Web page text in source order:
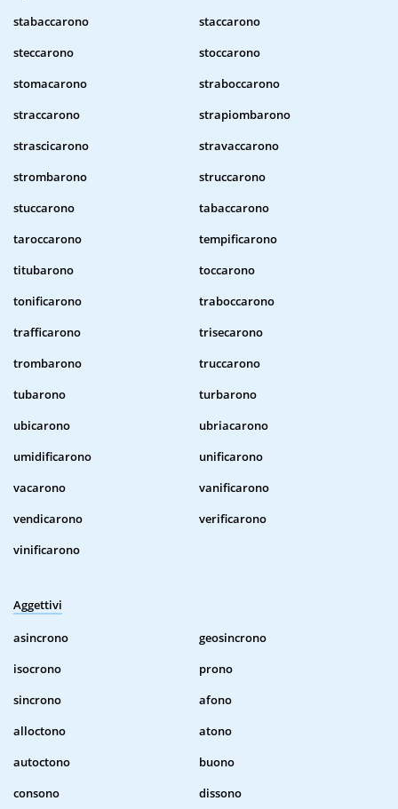
stabaccarono
staccarono
steccarono
stoccarono
stomacarono
straboccarono
straccarono
strapiombarono
strascicarono
stravaccarono
strombarono
struccarono
stuccarono
tabaccarono
taroccarono
tempificarono
titubarono
toccarono
tonificarono
traboccarono
trafficarono
trisecarono
trombarono
truccarono
tubarono
turbarono
ubicarono
ubriacarono
umidificarono
unificarono
vacarono
vanificarono
vendicarono
verificarono
vinificarono
Aggettivi
asincrono
geosincrono
isocrono
prono
sincrono
afono
alloctono
atono
autoctono
buono
consono
dissono